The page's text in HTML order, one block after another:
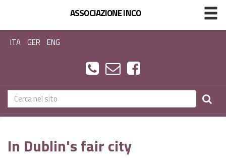
ASSOCIAZIONE INCO
ITA GER ENG
In Dublin's fair city